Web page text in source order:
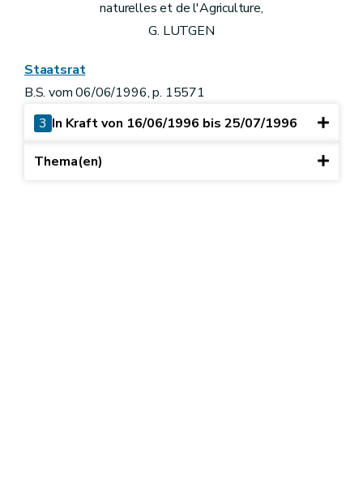
naturelles et de l'Agriculture,
G. LUTGEN
Staatsrat
B.S. vom 06/06/1996, p. 15571
3 In Kraft von 16/06/1996 bis 25/07/1996
Thema(en)